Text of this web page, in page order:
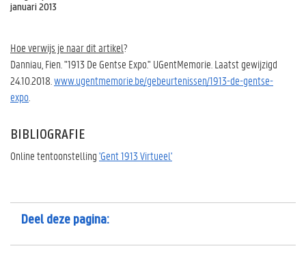
januari 2013
Hoe verwijs je naar dit artikel?
Danniau, Fien. "1913 De Gentse Expo." UGentMemorie. Laatst gewijzigd
24.10.2018. www.ugentmemorie.be/gebeurtenissen/1913-de-gentse-
expo
BIBLIOGRAFIE
Online tentoonstelling'Gent 1913 Virtueel'
Deel deze pagina: